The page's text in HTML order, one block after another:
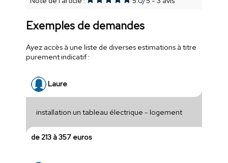
Exemples de demandes
Ayez accès à une liste de diverses estimations à titre
purement indicatif :
Laure
installation un tableau électrique - logement
de 213 à 357 euros